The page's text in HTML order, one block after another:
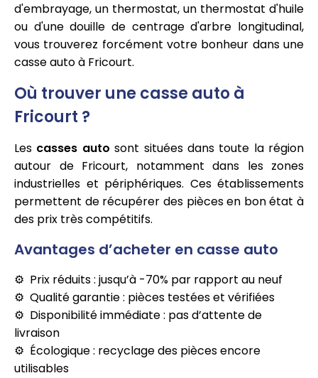
d'embrayage, un thermostat, un thermostat d'huile
ou d'une douille de centrage d'arbre longitudinal,
vous trouverez forcément votre bonheur dans une
casse auto à Fricourt.
Où trouver une casse auto à
Fricourt ?
Les casses auto sont situées dans toute la région
autour de Fricourt, notamment dans les zones
industrielles et périphériques. Ces établissements
permettent de récupérer des pièces en bon état à
des prix très compétitifs.
Avantages d’acheter en casse auto
Prix réduits : jusqu’à -70% par rapport au neuf
Qualité garantie : pièces testées et vérifiées
Disponibilité immédiate : pas d’attente de
livraison
Écologique : recyclage des pièces encore
utilisables